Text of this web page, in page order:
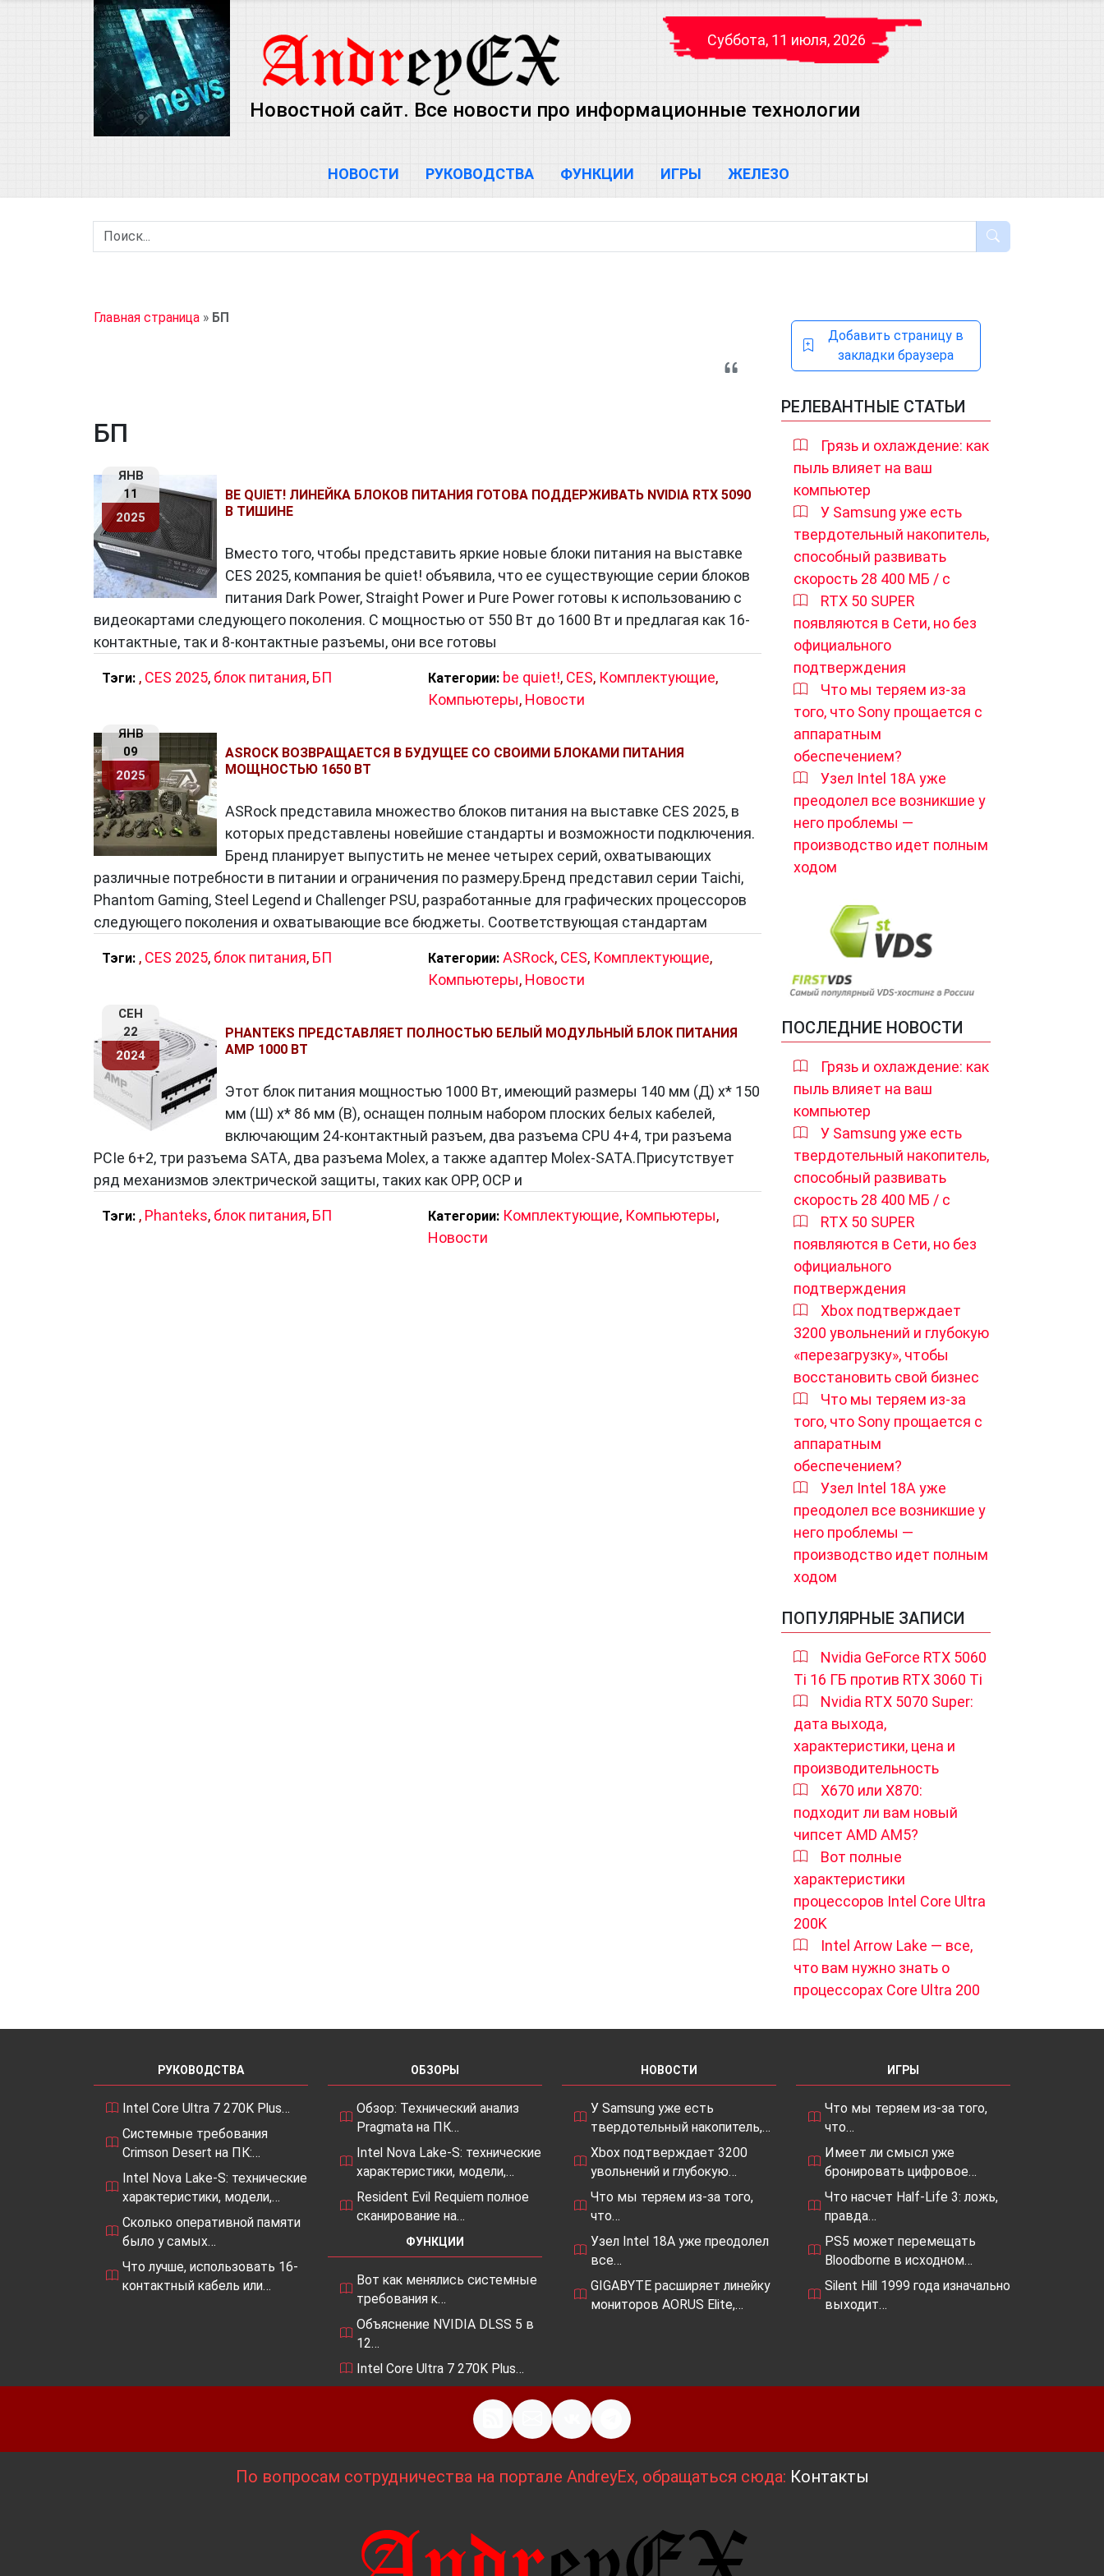
Суббота, 11 июля, 2026
Новостной сайт. Все новости про информационные технологии
НОВОСТИ РУКОВОДСТВА ФУНКЦИИ ИГРЫ ЖЕЛЕЗО
Главная страница » БП
БП
ЯНВ
11
2025
BE QUIET! ЛИНЕЙКА БЛОКОВ ПИТАНИЯ ГОТОВА ПОДДЕРЖИВАТЬ NVIDIA RTX 5090
В ТИШИНЕ
Вместо того, чтобы представить яркие новые блоки питания на выставке
CES 2025, компания be quiet! объявила, что ее существующие серии блоков
питания Dark Power, Straight Power и Pure Power готовы к использованию с
видеокартами следующего поколения. С мощностью от 550 Вт до 1600 Вт и предлагая как 16-
контактные, так и 8-контактные разъемы, они все готовы
Тэги: , CES 2025, блок питания, БП Категории: be quiet!, CES, Комплектующие,
Компьютеры, Новости
ЯНВ
09
2025
ASROCK ВОЗВРАЩАЕТСЯ В БУДУЩЕЕ СО СВОИМИ БЛОКАМИ ПИТАНИЯ
МОЩНОСТЬЮ 1650 ВТ
ASRock представила множество блоков питания на выставке CES 2025, в
которых представлены новейшие стандарты и возможности подключения.
Бренд планирует выпустить не менее четырех серий, охватывающих
различные потребности в питании и ограничения по размеру.Бренд представил серии Taichi,
Phantom Gaming, Steel Legend и Challenger PSU, разработанные для графических процессоров
следующего поколения и охватывающие все бюджеты. Соответствующая стандартам
Тэги: , CES 2025, блок питания, БП Категории: ASRock, CES, Комплектующие,
Компьютеры, Новости
СЕН
22
2024
PHANTEKS ПРЕДСТАВЛЯЕТ ПОЛНОСТЬЮ БЕЛЫЙ МОДУЛЬНЫЙ БЛОК ПИТАНИЯ
AMP 1000 ВТ
Этот блок питания мощностью 1000 Вт, имеющий размеры 140 мм (Д) x* 150
мм (Ш) x* 86 мм (В), оснащен полным набором плоских белых кабелей,
включающим 24-контактный разъем, два разъема CPU 4+4, три разъема
PCIe 6+2, три разъема SATA, два разъема Molex, а также адаптер Molex-SATA.Присутствует
ряд механизмов электрической защиты, таких как OPP, OCP и
Тэги: , Phanteks, блок питания, БП Категории: Комплектующие, Компьютеры,
Новости
Добавить страницу в
закладки браузера
РЕЛЕВАНТНЫЕ СТАТЬИ
Грязь и охлаждение: как
пыль влияет на ваш
компьютер
У Samsung уже есть
твердотельный накопитель,
способный развивать
скорость 28 400 МБ / с
RTX 50 SUPER
появляются в Сети, но без
официального
подтверждения
Что мы теряем из-за
того, что Sony прощается с
аппаратным
обеспечением?
Узел Intel 18A уже
преодолел все возникшие у
него проблемы —
производство идет полным
ходом
ПОСЛЕДНИЕ НОВОСТИ
Грязь и охлаждение: как
пыль влияет на ваш
компьютер
У Samsung уже есть
твердотельный накопитель,
способный развивать
скорость 28 400 МБ / с
RTX 50 SUPER
появляются в Сети, но без
официального
подтверждения
Xbox подтверждает
3200 увольнений и глубокую
«перезагрузку», чтобы
восстановить свой бизнес
Что мы теряем из-за
того, что Sony прощается с
аппаратным
обеспечением?
Узел Intel 18A уже
преодолел все возникшие у
него проблемы —
производство идет полным
ходом
ПОПУЛЯРНЫЕ ЗАПИСИ
Nvidia GeForce RTX 5060
Ti 16 ГБ против RTX 3060 Ti
Nvidia RTX 5070 Super:
дата выхода,
характеристики, цена и
производительность
X670 или X870:
подходит ли вам новый
чипсет AMD AM5?
Вот полные
характеристики
процессоров Intel Core Ultra
200K
Intel Arrow Lake — все,
что вам нужно знать о
процессорах Core Ultra 200
РУКОВОДСТВА
Intel Core Ultra 7 270K Plus…
Системные требования
Crimson Desert на ПК:…
Intel Nova Lake-S: технические
характеристики, модели,…
Сколько оперативной памяти
было у самых…
Что лучше, использовать 16-
контактный кабель или…
ОБЗОРЫ
Обзор: Технический анализ
Pragmata на ПК…
Intel Nova Lake-S: технические
характеристики, модели,…
Resident Evil Requiem полное
сканирование на…
ФУНКЦИИ
Вот как менялись системные
требования к…
Объяснение NVIDIA DLSS 5 в
12…
Intel Core Ultra 7 270K Plus…
НОВОСТИ
У Samsung уже есть
твердотельный накопитель,…
Xbox подтверждает 3200
увольнений и глубокую…
Что мы теряем из-за того,
что…
Узел Intel 18A уже преодолел
все…
GIGABYTE расширяет линейку
мониторов AORUS Elite,…
ИГРЫ
Что мы теряем из-за того,
что…
Имеет ли смысл уже
бронировать цифровое…
Что насчет Half-Life 3: ложь,
правда…
PS5 может перемещать
Bloodborne в исходном…
Silent Hill 1999 года изначально
выходит…
По вопросам сотрудничества на портале AndreyEx, обращаться сюда: Контакты